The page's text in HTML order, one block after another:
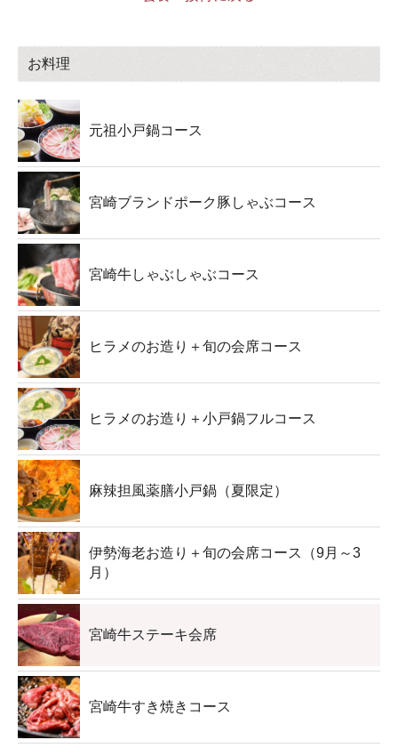
お料理
元祖小戸鍋コース
宮崎ブランドポーク豚しゃぶコース
宮崎牛しゃぶしゃぶコース
ヒラメのお造り＋旬の会席コース
ヒラメのお造り＋小戸鍋フルコース
麻辣担風薬膳小戸鍋（夏限定）
伊勢海老お造り＋旬の会席コース（9月～3
月）
宮崎牛ステーキ会席
宮崎牛すき焼きコース